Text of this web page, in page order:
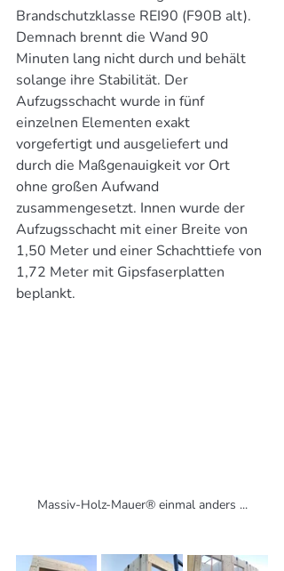
Brandschutzklasse REI90 (F90B alt).
Demnach brennt die Wand 90
Minuten lang nicht durch und behält
solange ihre Stabilität. Der
Aufzugsschacht wurde in fünf
einzelnen Elementen exakt
vorgefertigt und ausgeliefert und
durch die Maßgenauigkeit vor Ort
ohne großen Aufwand
zusammengesetzt. Innen wurde der
Aufzugsschacht mit einer Breite von
1,50 Meter und einer Schachttiefe von
1,72 Meter mit Gipsfaserplatten
beplankt.
Massiv-Holz-Mauer® einmal anders ...